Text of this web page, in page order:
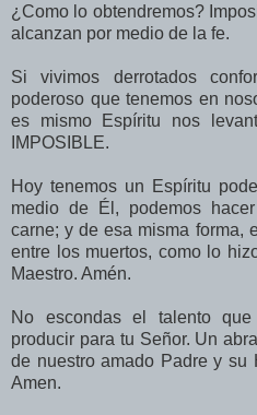
¿Como lo obtendremos?
alcanzan por medio de la fe.
Si vivimos derrotados
poderoso que tenemos en
es mismo Espíritu nos
IMPOSIBLE.
Hoy tenemos un Espíritu
medio de Él, podemos
carne; y de esa misma forma,
entre los muertos, como lo
Maestro. Amén.
No escondas el talento
producir para tu Señor. Un
de nuestro amado Padre y su
Amen.